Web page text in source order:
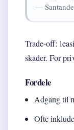
—
Trade-off:
skader. For
Fordele
Adgang til
Ofte